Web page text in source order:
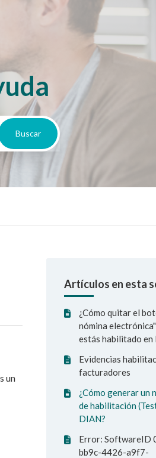
Artículos en esta
¿Cómo quitar el
nómina
estás habilitado en
Evidencias
facturadores
¿Cómo generar un
de habilitación
DIAN?
Error: SoftwareID
bb9c-4426-a9f7-
un